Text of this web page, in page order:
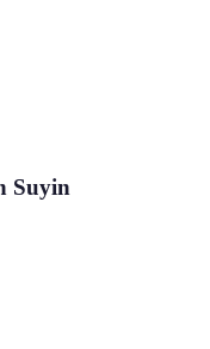
Suyin